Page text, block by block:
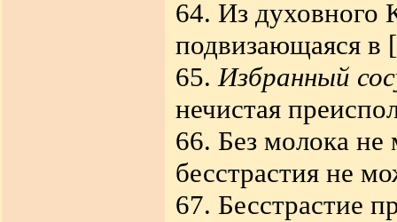
64. Из духовного
подвизающаяся в
65.Избранный
нечистая
66. Без молока не
бесстрастия не
67. Бесстрастие